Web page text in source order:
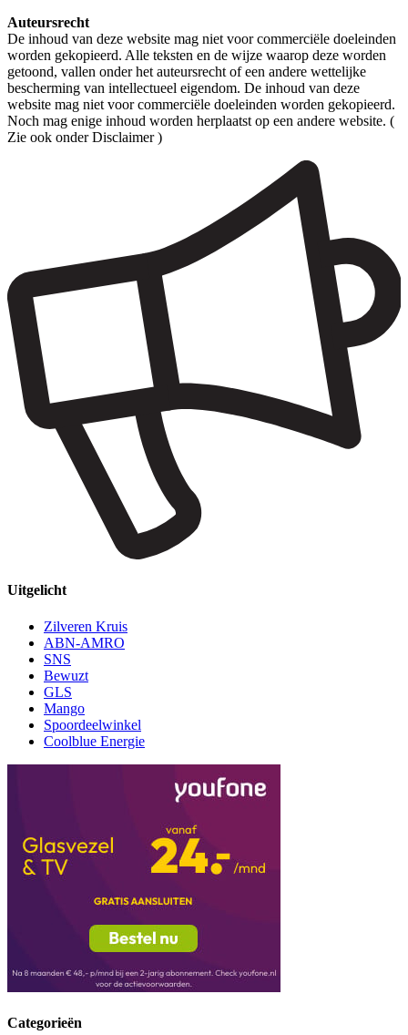
Auteursrecht
De inhoud van deze website mag niet voor commerciële doeleinden
worden gekopieerd. Alle teksten en de wijze waarop deze worden
getoond, vallen onder het auteursrecht of een andere wettelijke
bescherming van intellectueel eigendom. De inhoud van deze
website mag niet voor commerciële doeleinden worden gekopieerd.
Noch mag enige inhoud worden herplaatst op een andere website. (
Zie ook onder Disclaimer )
Uitgelicht
Zilveren Kruis
ABN-AMRO
SNS
Bewuzt
GLS
Mango
Spoordeelwinkel
Coolblue Energie
Categorieën